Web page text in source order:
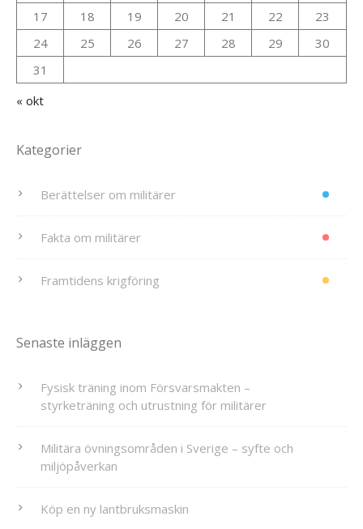
17
18 19 20 21 22
23
24
25 26 27 28 29
30
31
« okt
Kategorier
Berättelser om militärer
Fakta om militärer
Framtidens krigföring
Senaste inläggen
Fysisk träning inom Försvarsmakten –
styrketräning och utrustning för militärer
Militära övningsområden i Sverige – syfte och
miljöpåverkan
Köp en ny lantbruksmaskin